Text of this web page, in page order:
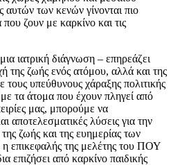
αυτών των κενών γίνονται πιο
ζουν με καρκίνο και τις
ιατρική διάγνωση – επηρεάζει
της ζωής ενός ατόμου, αλλά και της
τους υπεύθυνους χάραξης πολιτικής
τα άτομα που έχουν πληγεί από
μας, μπορούμε να
αποτελεσματικές λύσεις για την
ζωής και της ευημερίας των
η επικεφαλής της μελέτης του ΠΟΥ
επιζήσει από καρκίνο παιδικής